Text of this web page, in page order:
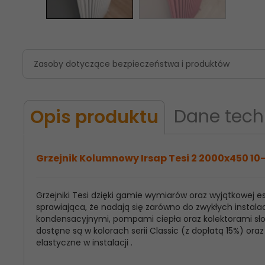
Zasoby dotyczące bezpieczeństwa i produktów
Opis produktu Dane
Grzejnik Kolumnowy Irsap Tesi 2 2000x450
Grzejniki Tesi dzięki gamie wymiarów oraz
sprawiająca, że nadają się zarówno do zwykłych
kondensacyjnymi, pompami ciepła oraz kolektorami
dostęne są w kolorach serii Classic (z dopłatą 15%)
elastyczne w instalacji .
Model
Produktu:
Irsap Tesi 2
Wysokość
Grzejnika:
2000